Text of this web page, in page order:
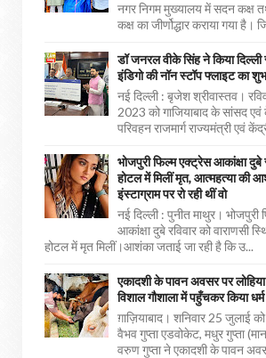
नगर निगम मुख्यालय में सदन कक्ष
कक्ष का जीर्णोद्धार कराया गया है।
डॉ जनरल वीके सिंह ने किया दिल्ली
इंडिगो की नॉन स्टॉप फ्लाइट का
नई दिल्ली : बृजेश श्रीवास्तव।
2023 को गाजियाबाद के सांसद
परिवहन राजमार्ग राज्यमंत्री एवं
भोजपुरी फिल्म एक्ट्रेस आकांक्षा
होटल में मिलीं मृत, आत्महत्या की
इंस्टाग्राम पर रो रही थीं वो
नई दिल्ली : पुनीत माथुर। भोजपुरी
आकांक्षा दुबे रविवार को वाराणसी
होटल में मृत मिलीं।आशंका जताई जा रही है कि उ...
एकादशी के पावन अवसर पर
विशाल गौशाला में पहुँचकर किया धर्म
ग़ाज़ियाबाद। शनिवार 25 जुलाई
वैभव गुप्ता एडवोकेट, मधुर गुप्ता
वरुण गुप्ता ने एकादशी के पावन